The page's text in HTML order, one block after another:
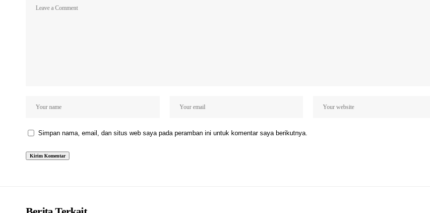
Simpan nama, email, dan situs web saya pada peramban ini untuk komentar saya berikutnya.